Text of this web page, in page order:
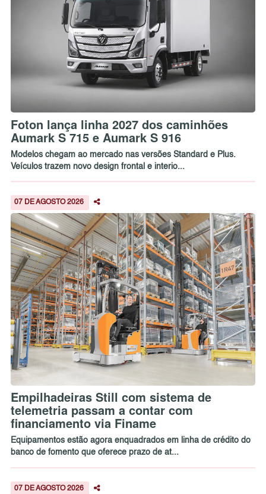
Foton lança linha 2027 dos caminhões
Aumark S 715 e Aumark S 916
Modelos chegam ao mercado nas versões Standard e Plus.
Veículos trazem novo design frontal e interio...
07 DE AGOSTO 2026
Empilhadeiras Still com sistema de
telemetria passam a contar com
financiamento via Finame
Equipamentos estão agora enquadrados em linha de crédito do
banco de fomento que oferece prazo de at...
07 DE AGOSTO 2026